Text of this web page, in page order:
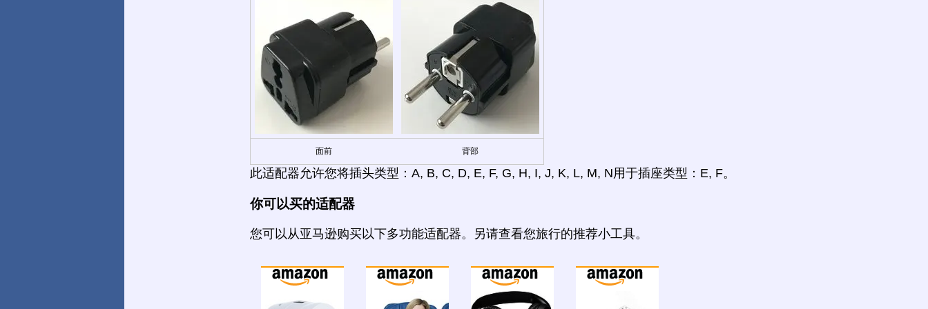
面前 背部
此适配器允许您将插头类型：A, B, C, D, E, F, G, H, I, J, K, L, M, N用于插座类型：E, F。
你可以买的适配器
您可以从亚马逊购买以下多功能适配器。另请查看您旅行的推荐小工具。